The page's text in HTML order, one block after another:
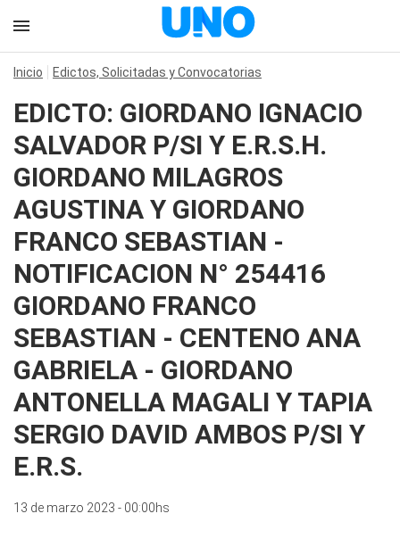
Inicio Edictos, Solicitadas y Convocatorias
EDICTO: GIORDANO IGNACIO
SALVADOR P/SI Y E.R.S.H.
GIORDANO MILAGROS
AGUSTINA Y GIORDANO
FRANCO SEBASTIAN -
NOTIFICACION N° 254416
GIORDANO FRANCO
SEBASTIAN - CENTENO ANA
GABRIELA - GIORDANO
ANTONELLA MAGALI Y TAPIA
SERGIO DAVID AMBOS P/SI Y
E.R.S.
13 de marzo 2023 - 00:00hs